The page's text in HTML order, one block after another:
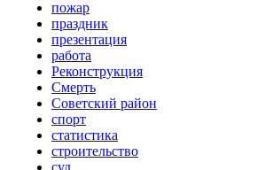
пожар
праздник
презентация
работа
Реконструкция
Смерть
Советский район
спорт
статистика
строительство